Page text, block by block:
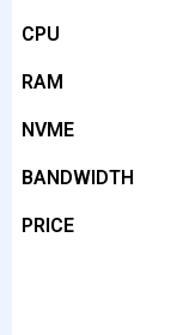
CPU
RAM
NVME
BANDWIDTH
PRICE